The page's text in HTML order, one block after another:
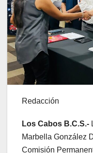
Redacción
Los Cabos B.C.S.-
Marbella González
Comisión